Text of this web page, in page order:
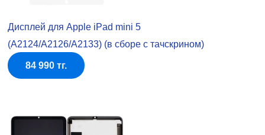
Дисплей для Apple iPad mini 5
(A2124/A2126/A2133) (в сборе с тачскрином)
84 990 тг.